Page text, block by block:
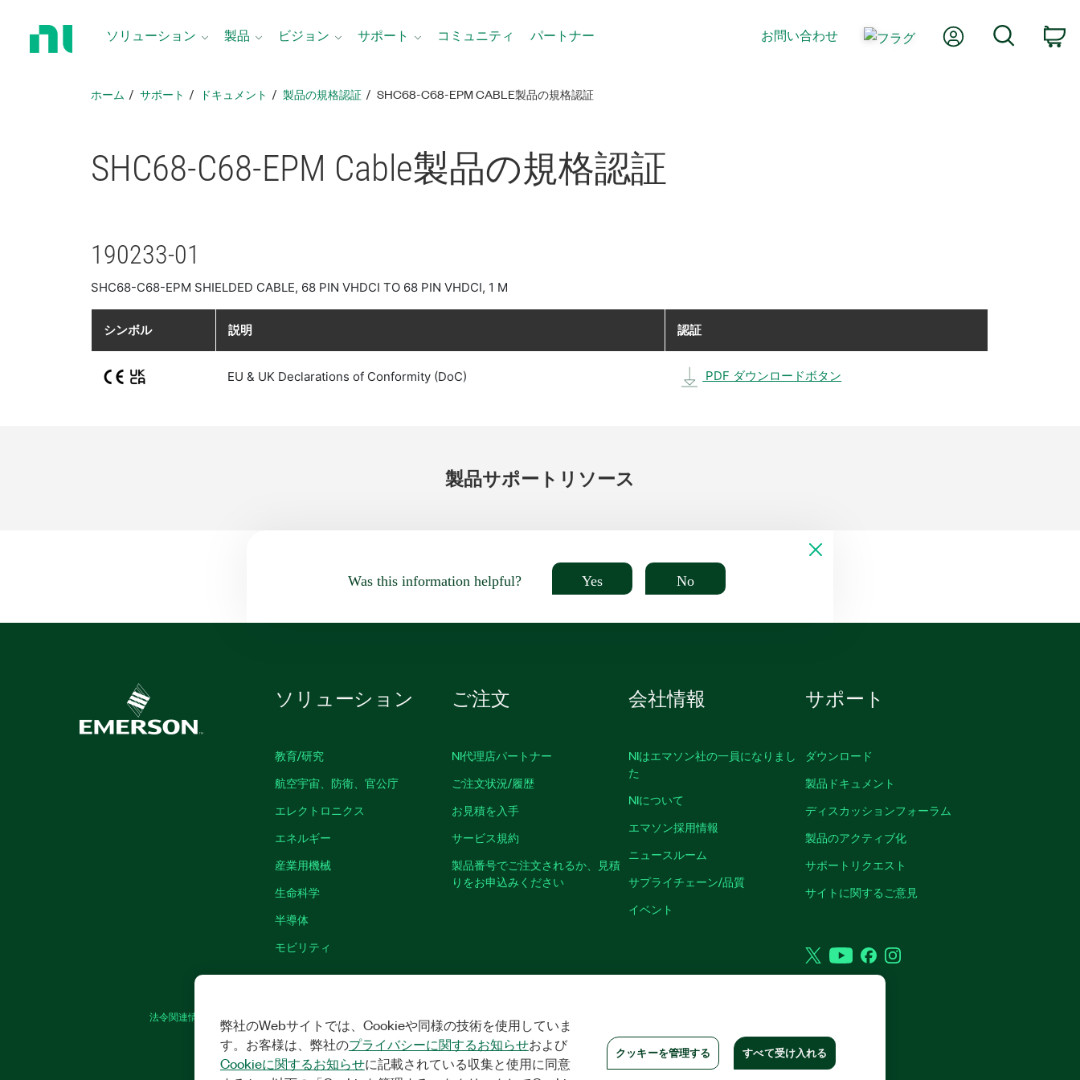
ソリューション 製品 ビジョン サポート コミュニティ パートナー お問い合わせ Myアカウント
ホーム サポート ドキュメント 製品​の​規格​認証 SHC68-C68-EPM CABLE製品​の​規格​認証
SHC68-C68-EPM Cable製品​の​規格​認証
190233-01
SHC68-C68-EPM SHIELDED CABLE, 68 PIN VHDCI TO 68 PIN VHDCI, 1 M
シンボル 説明 認証
EU & UK Declarations of Conformity (DoC) PDF ダウンロードボタン
製品サポート リソース
Was this information helpful? Yes No
ソリューション
教育/研究
航空宇宙、防衛、官公庁
エレクトロニクス
エネルギー
産業用機械
生命科学
半導体
モビリティ
ご注文
NI代理店パートナー
ご注文状況/履歴
お見積を入手
サービス規約
製品番号でご注文されるか、見積
りをお申込みください
会社情報
NIはエマソン社の一員になりまし
た
NIについて
エマソン採用情報
ニュースルーム
サプライチェーン/品質
イベント
サポート
ダウンロード
製品ドキュメント
ディスカッションフォーラム
製品のアクティブ化
サポートリクエスト
サイトに関するご意見
TwitterYouTubeFacebookInstagram
法令関連情報 |IMPRINT クッキーを管理する ©NATIONAL INSTRUMENTS CORP. ALL RIGHTS RESERVED.
弊社のWebサイトでは、Cookieや同様の技術を使用していま
す。お客様は、弊社のプライバシーに関するお知らせおよび
Cookieに関するお知らせに記載されている収集と使用に同意
クッキーを管理する すべて受け入れる